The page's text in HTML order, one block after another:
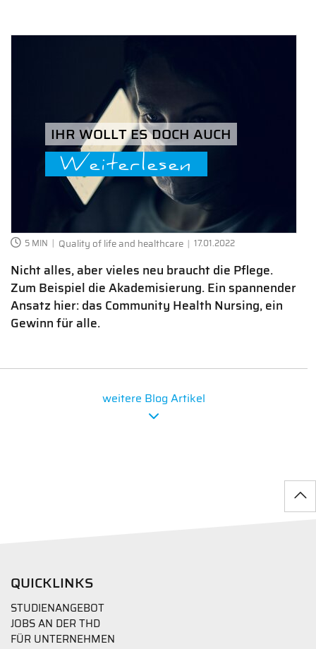
IHR WOLLT ES DOCH AUCH
Weiterlesen
5 MIN Quality of life and healthcare 17.01.2022
Nicht alles, aber vieles neu braucht die Pflege.
Zum Beispiel die Akademisierung. Ein spannender
Ansatz hier: das Community Health Nursing, ein
Gewinn für alle.
weitere Blog Artikel
QUICKLINKS
STUDIENANGEBOT
JOBS AN DER THD
FÜR UNTERNEHMEN